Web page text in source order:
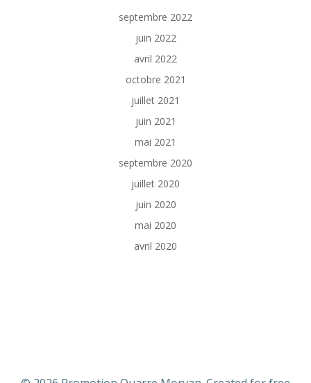
septembre 2022
juin 2022
avril 2022
octobre 2021
juillet 2021
juin 2021
mai 2021
septembre 2020
juillet 2020
juin 2020
mai 2020
avril 2020